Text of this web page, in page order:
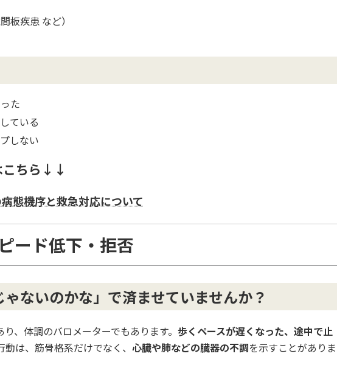
板疾患 など）
た
ている
しない
こちら↓↓
態機序と救急対応について
ード低下・拒否
ゃないのかな」で済ませていませんか？
、体調のバロメーターでもあります。 歩くペースが遅くなった、途中で止
動は、筋骨格系だけでなく、 心臓や肺などの臓器の不調を示すことがありま